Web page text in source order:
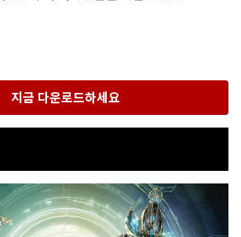
지금 다운로드하세요